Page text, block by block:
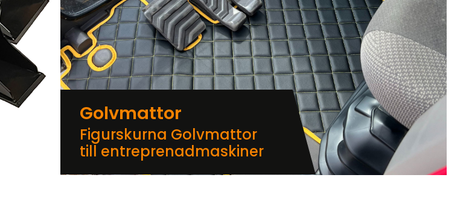
Golvmattor
Figurskurna Golvmattor
till entreprenadmaskiner